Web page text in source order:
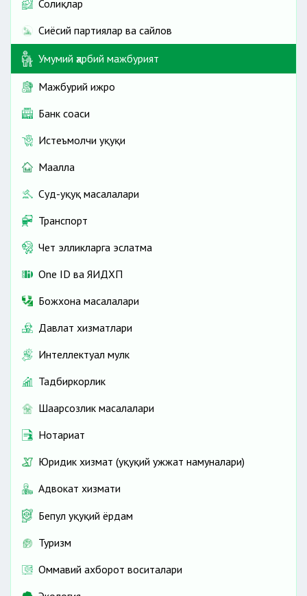
Солиқлар
Сиёсий партиялар ва сайлов
Умумий ҳарбий мажбурият
Мажбурий ижро
Банк соҳаси
Истеъмолчи ҳуқуқи
Маҳалла
Суд-ҳуқуқ масалалари
Транспорт
Чет элликларга эслатма
One ID ва ЯИДХП
Божхона масалалари
Давлат хизматлари
Интеллектуал мулк
Тадбиркорлик
Шаҳарсозлик масалалари
Нотариат
Юридик хизмат (ҳуқуқий ҳужжат намуналари)
Адвокат хизмати
Бепул ҳуқуқий ёрдам
Туризм
Оммавий ахборот воситалари